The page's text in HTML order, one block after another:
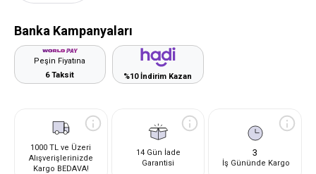
Banka Kampanyaları
Peşin Fiyatına
6 Taksit
%10 İndirim Kazan
1000 TL ve Üzeri
Alışverişlerinizde
Kargo BEDAVA!
14 Gün İade
Garantisi
3
İş Gününde Kargo